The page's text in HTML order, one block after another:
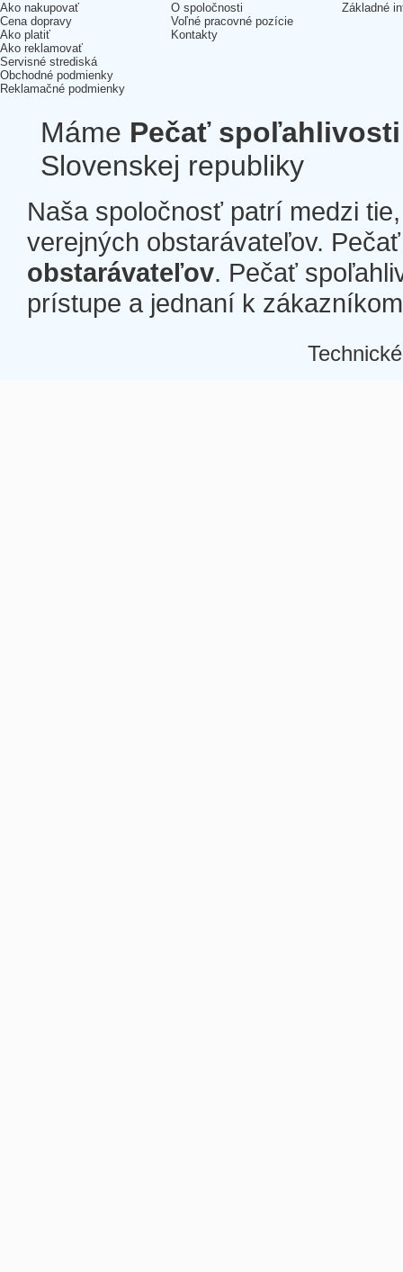
Ako nakupovať
Cena dopravy
Ako platiť
Ako reklamovať
Servisné strediská
Obchodné podmienky
Reklamačné podmienky
O spoločnosti
Voľné pracovné pozície
Kontakty
Základné
Máme Pečať spoľahlivosti
Slovenskej republiky
Naša spoločnosť patrí medzi
verejných obstarávateľov.
obstarávateľov. Pečať
prístupe a jednaní k